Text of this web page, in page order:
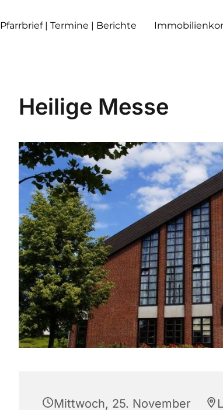
Pfarrbrief | Termine | Berichte
Heilige Messe
Mittwoch, 25. November